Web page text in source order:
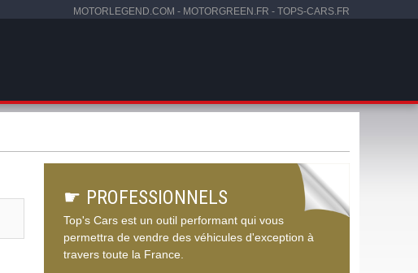
MOTORLEGEND.COM - MOTORGREEN.FR - TOPS-CARS.FR
☛ PROFESSIONNELS
Top's Cars est un outil performant qui vous
permettra de vendre des véhicules d'exception à
travers toute la France.